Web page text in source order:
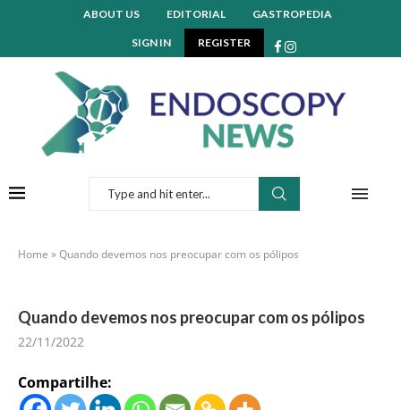
ABOUT US EDITORIAL GASTROPEDIA
SIGN IN REGISTER
Home »Quando devemos nos preocupar com os pólipos
Quando devemos nos preocupar com os pólipos
22/11/2022
Compartilhe: